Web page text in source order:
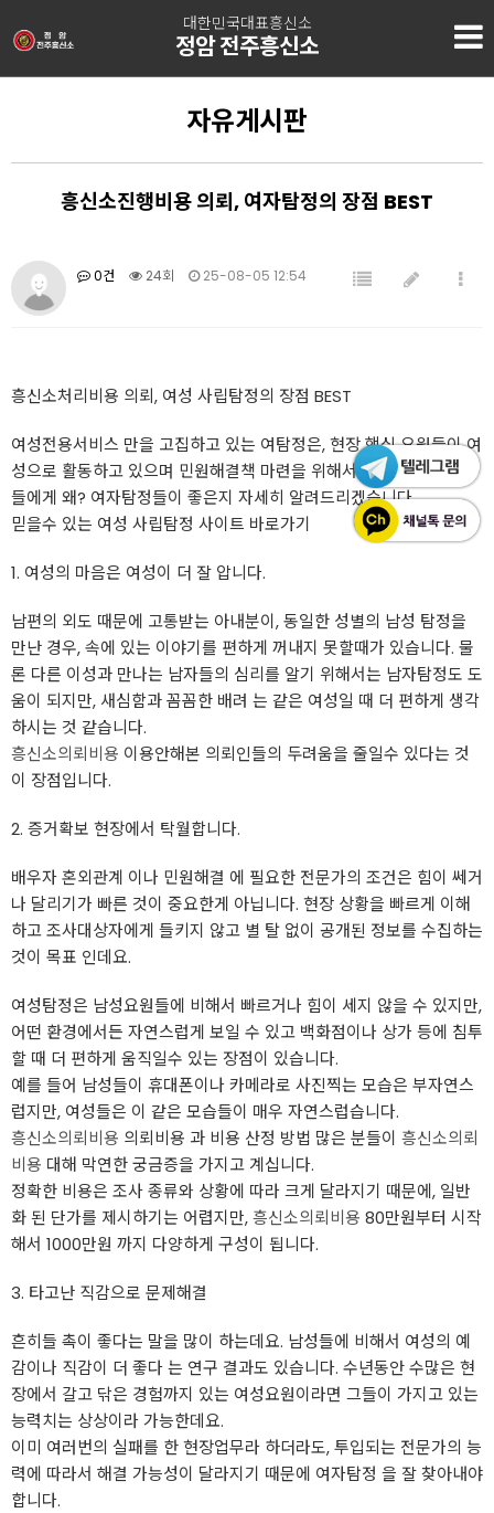
대한민국대표흥신소
정암 전주흥신소
자유게시판
흥신소진행비용 의뢰, 여자탐정의 장점 BEST
0건 24회 25-08-05 12:54
흥신소처리비용 의뢰, 여성 사립탐정의 장점 BEST
여성전용서비스 만을 고집하고 있는 여탐정은, 현장 핵심 요원들이 여
성으로 활동하고 있으며 민원해결책 마련을 위해서 도움이 필요한 분
들에게 왜? 여자탐정들이 좋은지 자세히 알려드리겠습니다.
믿을수 있는 여성 사립탐정 사이트 바로가기
1. 여성의 마음은 여성이 더 잘 압니다.
남편의 외도 때문에 고통받는 아내분이, 동일한 성별의 남성 탐정을
만난 경우, 속에 있는 이야기를 편하게 꺼내지 못할때가 있습니다. 물
론 다른 이성과 만나는 남자들의 심리를 알기 위해서는 남자탐정도 도
움이 되지만, 새심함과 꼼꼼한 배려 는 같은 여성일 때 더 편하게 생각
하시는 것 같습니다.
흥신소의뢰비용 이용안해본 의뢰인들의 두려움을 줄일수 있다는 것
이 장점입니다.
2. 증거확보 현장에서 탁월합니다.
배우자 혼외관계 이나 민원해결 에 필요한 전문가의 조건은 힘이 쎄거
나 달리기가 빠른 것이 중요한게 아닙니다. 현장 상황을 빠르게 이해
하고 조사대상자에게 들키지 않고 별 탈 없이 공개된 정보를 수집하는
것이 목표 인데요.
여성탐정은 남성요원들에 비해서 빠르거나 힘이 세지 않을 수 있지만,
어떤 환경에서든 자연스럽게 보일 수 있고 백화점이나 상가 등에 침투
할 때 더 편하게 움직일수 있는 장점이 있습니다.
예를 들어 남성들이 휴대폰이나 카메라로 사진찍는 모습은 부자연스
럽지만, 여성들은 이 같은 모습들이 매우 자연스럽습니다.
흥신소의뢰비용 의뢰비용 과 비용 산정 방법 많은 분들이 흥신소의뢰
비용 대해 막연한 궁금증을 가지고 계십니다.
정확한 비용은 조사 종류와 상황에 따라 크게 달라지기 때문에, 일반
화 된 단가를 제시하기는 어렵지만,흥신소의뢰비용 80만원부터 시작
해서 1000만원 까지 다양하게 구성이 됩니다.
3. 타고난 직감으로 문제해결
흔히들 촉이 좋다는 말을 많이 하는데요. 남성들에 비해서 여성의 예
감이나 직감이 더 좋다 는 연구 결과도 있습니다. 수년동안 수많은 현
장에서 갈고 닦은 경험까지 있는 여성요원이라면 그들이 가지고 있는
능력치는 상상이라 가능한데요.
이미 여러번의 실패를 한 현장업무라 하더라도, 투입되는 전문가의 능
력에 따라서 해결 가능성이 달라지기 때문에 여자탐정 을 잘 찾아내야
합니다.